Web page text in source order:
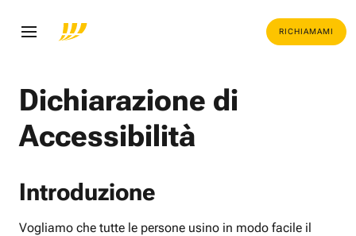
RICHIAMAMI
Dichiarazione di
Accessibilità
Introduzione
Vogliamo che tutte le persone usino in modo facile il